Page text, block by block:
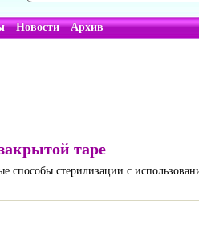
Новости Архив
таре
стерилизации с